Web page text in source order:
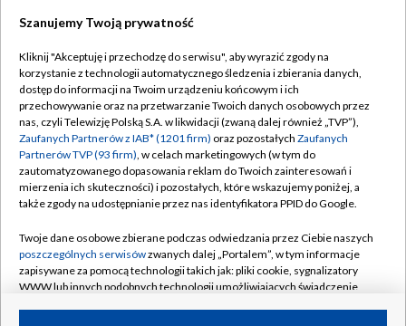
Abonament TVP
Sklep TVP
Biuro Reklamy
Oferta Handlowa
Telegazeta ogłoszenia
Rada Programowa
Ogłoszenia przetargowe
Akademia Telewizyjna
Regulamin TVP
Polityka prywatności
Moje zgody
Biuro reklamy
Kontakt
Kanały
©2026 Telewizja Polska Spółka Akcyjna w likwidacji
Szanujemy Twoją prywatność
Kliknij "Akceptuję i przechodzę do serwisu", aby wyrazić zgody na
korzystanie z technologii automatycznego śledzenia i zbierania danych,
dostęp do informacji na Twoim urządzeniu końcowym i ich
przechowywanie oraz na przetwarzanie Twoich danych osobowych przez
nas, czyli Telewizję Polską S.A. w likwidacji (zwaną dalej również „TVP”),
Zaufanych Partnerów z IAB* (1201 firm) oraz pozostałych Zaufanych
Partnerów TVP (93 firm), w celach marketingowych (w tym do
zautomatyzowanego dopasowania reklam do Twoich zainteresowań i
mierzenia ich skuteczności) i pozostałych, które wskazujemy poniżej, a
także zgody na udostępnianie przez nas identyfikatora PPID do Google.
Twoje dane osobowe zbierane podczas odwiedzania przez Ciebie naszych
poszczególnych serwisówzwanych dalej „Portalem”, w tym informacje
zapisywane za pomocą technologii takich jak: pliki cookie, sygnalizatory
WWW lub innych podobnych technologii umożliwiających świadczenie